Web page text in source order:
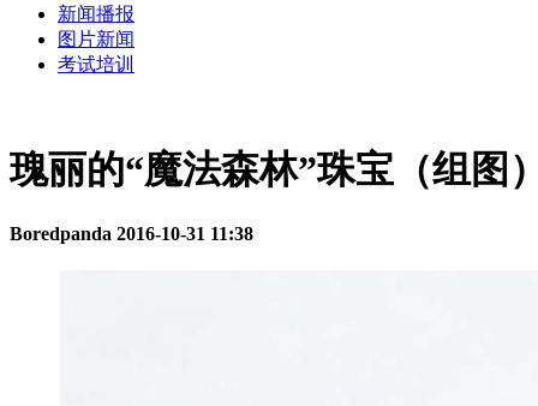
新闻播报
图片新闻
考试培训
瑰丽的“魔法森林”珠宝（组图
Boredpanda 2016-10-31 11:38